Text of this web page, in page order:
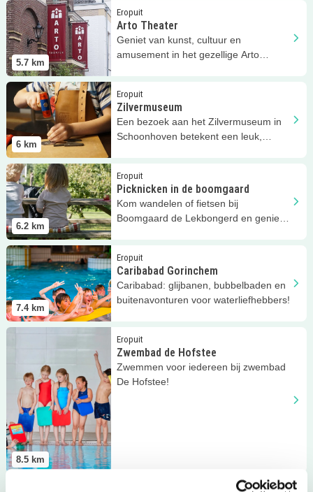
5.7 km
Eropuit
Arto Theater
Geniet van kunst, cultuur en
amusement in het gezellige Arto
Lees meerArto Theater
6 km
Eropuit
Zilvermuseum
Een bezoek aan het Zilvermuseum in
Schoonhoven betekent een leuk,
Lees meer Zilvermuseum
6.2 km
Eropuit
Picknicken in de boomgaard
Kom wandelen of fietsen bij
Boomgaard de Lekbongerd en geniet
Lees meer Picknicken in de boomgaard
7.4 km
Eropuit
Caribabad Gorinchem
Caribabad: glijbanen, bubbelbaden en
buitenavonturen voor waterliefhebbers!
Lees meer Caribabad Gorinchem
8.5 km
Eropuit
Zwembad de Hofstee
Zwemmen voor iedereen bij zwembad
De Hofstee!
Zwembad de Hofstee